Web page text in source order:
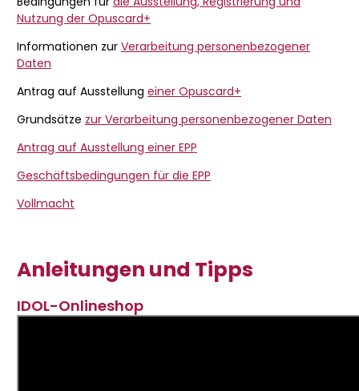
Nutzung der Opuscard+
Informationen zur Verarbeitung personenbezogener
Daten
Antrag auf Ausstellung einer Opuscard+
Grundsätze zur Verarbeitung personenbezogener Daten
Antrag auf Ausstellung einer EPP
Geschäftsbedingungen für die EPP
Vollmacht
Anleitungen und Tipps
IDOL-Onlineshop